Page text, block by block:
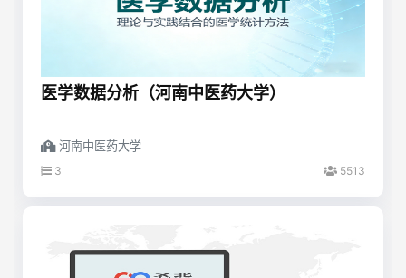
医学数据分析（河南中医药大学）
河南中医药大学
3 5513